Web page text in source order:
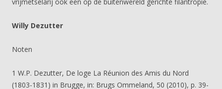
Willy Dezutter
Noten
1 W.P. Dezutter, De loge La Réunion des Amis du Nord
(1803-1831) in Brugge, in: Brugs Ommeland, 50 (2010), p. 39-